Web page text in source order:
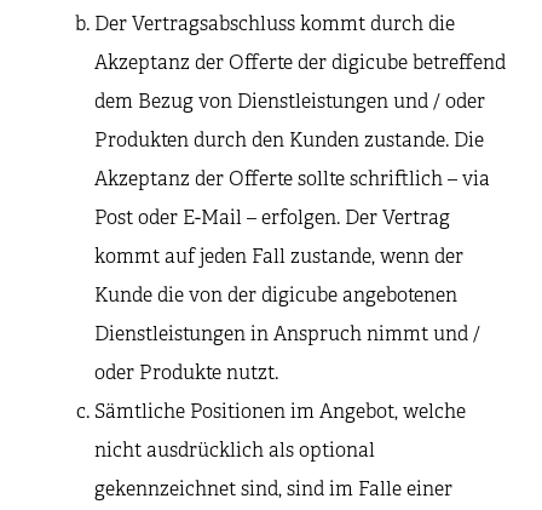
Der Vertragsabschluss kommt durch die
Akzeptanz der Offerte der digicube betreffend
dem Bezug von Dienstleistungen und / oder
Produkten durch den Kunden zustande. Die
Akzeptanz der Offerte sollte schriftlich – via
Post oder E-Mail – erfolgen. Der Vertrag
kommt auf jeden Fall zustande, wenn der
Kunde die von der digicube angebotenen
Dienstleistungen in Anspruch nimmt und /
oder Produkte nutzt.
Sämtliche Positionen im Angebot, welche
nicht ausdrücklich als optional
gekennzeichnet sind, sind im Falle einer